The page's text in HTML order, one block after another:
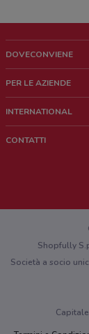
DOVECONVIENE
Chi siamo
Lavora con noi
PER LE AZIENDE
Richieste
INTERNATIONAL
CONTATTI
Hai un
Shopfully
Società a socio